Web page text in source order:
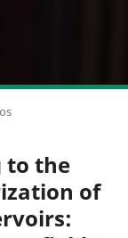
to the
of